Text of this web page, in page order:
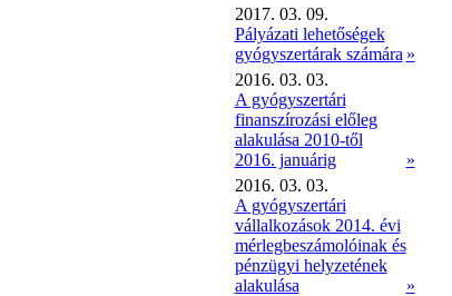
2017. 03. 09.
Pályázati lehetőségek
gyógyszertárak számára »
2016. 03. 03.
A gyógyszertári
finanszírozási előleg
alakulása 2010-től
2016. januárig
»
2016. 03. 03.
A gyógyszertári
vállalkozások 2014. évi
mérlegbeszámolóinak és
pénzügyi helyzetének
alakulása
»